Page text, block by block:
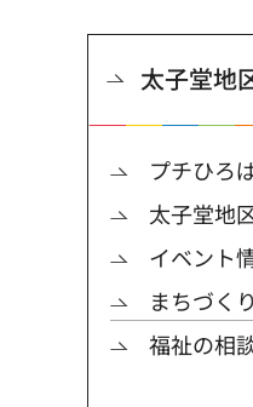
太子堂地
プチひろ
太子堂地
イベント
まちづく
福祉の相